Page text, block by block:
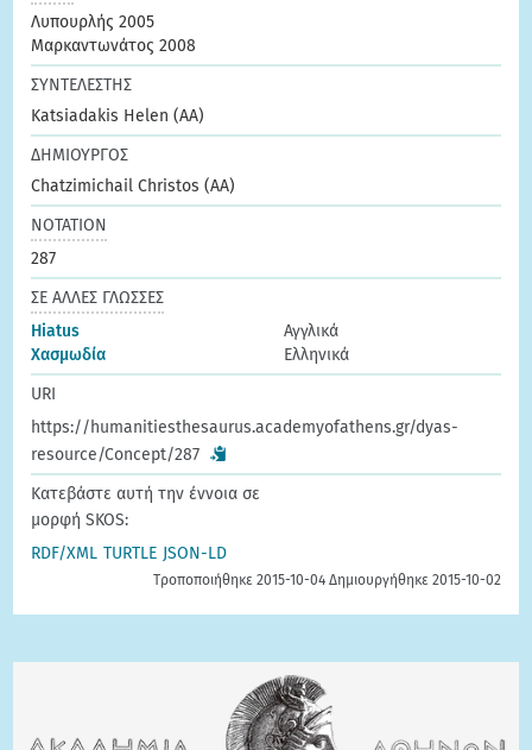
Λυπουρλής 2005
Μαρκαντωνάτος 2008
ΣΥΝΤΕΛΕΣΤΗΣ
Katsiadakis Helen (AA)
ΔΗΜΙΟΥΡΓΟΣ
Chatzimichail Christos (AA)
ΝΟΤΑΤΙΟΝ
287
ΣΕ ΑΛΛΕΣ ΓΛΩΣΣΕΣ
Hiatus
Αγγλικά
Χασμωδία
Ελληνικά
URI
https://humanitiesthesaurus.academyofathens.gr/dyas-
resource/Concept/287
Κατεβάστε αυτή την έννοια σε
μορφή SKOS:
RDF/XML TURTLE JSON-LD
Τροποποιήθηκε 2015-10-04 Δημιουργήθηκε 2015-10-02